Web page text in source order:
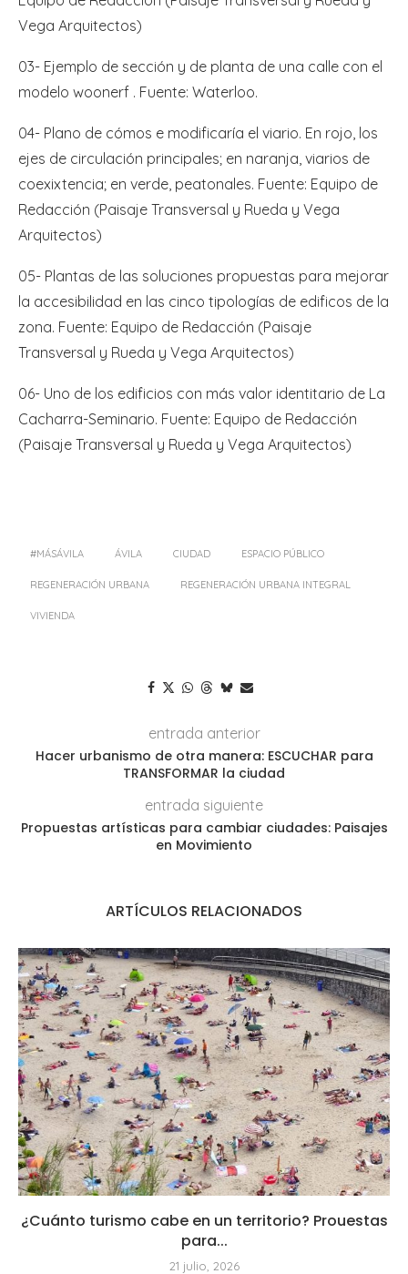
Vega Arquitectos)
03- Ejemplo de sección y de planta de una calle con el
modelo woonerf . Fuente: Waterloo.
04- Plano de cómos e modificaría el viario. En rojo, los
ejes de circulación principales; en naranja, viarios de
coexixtencia; en verde, peatonales. Fuente: Equipo de
Redacción (Paisaje Transversal y Rueda y Vega
Arquitectos)
05- Plantas de las soluciones propuestas para mejorar
la accesibilidad en las cinco tipologías de edificos de la
zona. Fuente: Equipo de Redacción (Paisaje
Transversal y Rueda y Vega Arquitectos)
06- Uno de los edificios con más valor identitario de La
Cacharra-Seminario. Fuente: Equipo de Redacción
(Paisaje Transversal y Rueda y Vega Arquitectos)
#MÁSÁVILA ÁVILA CIUDAD ESPACIO PÚBLICO
REGENERACIÓN URBANA REGENERACIÓN URBANA INTEGRAL
VIVIENDA
entrada anterior
Hacer urbanismo de otra manera: ESCUCHAR para
TRANSFORMAR la ciudad
entrada siguiente
Propuestas artísticas para cambiar ciudades: Paisajes
en Movimiento
ARTÍCULOS RELACIONADOS
¿Cuánto turismo cabe en un territorio? Prouestas
para...
21 julio, 2026